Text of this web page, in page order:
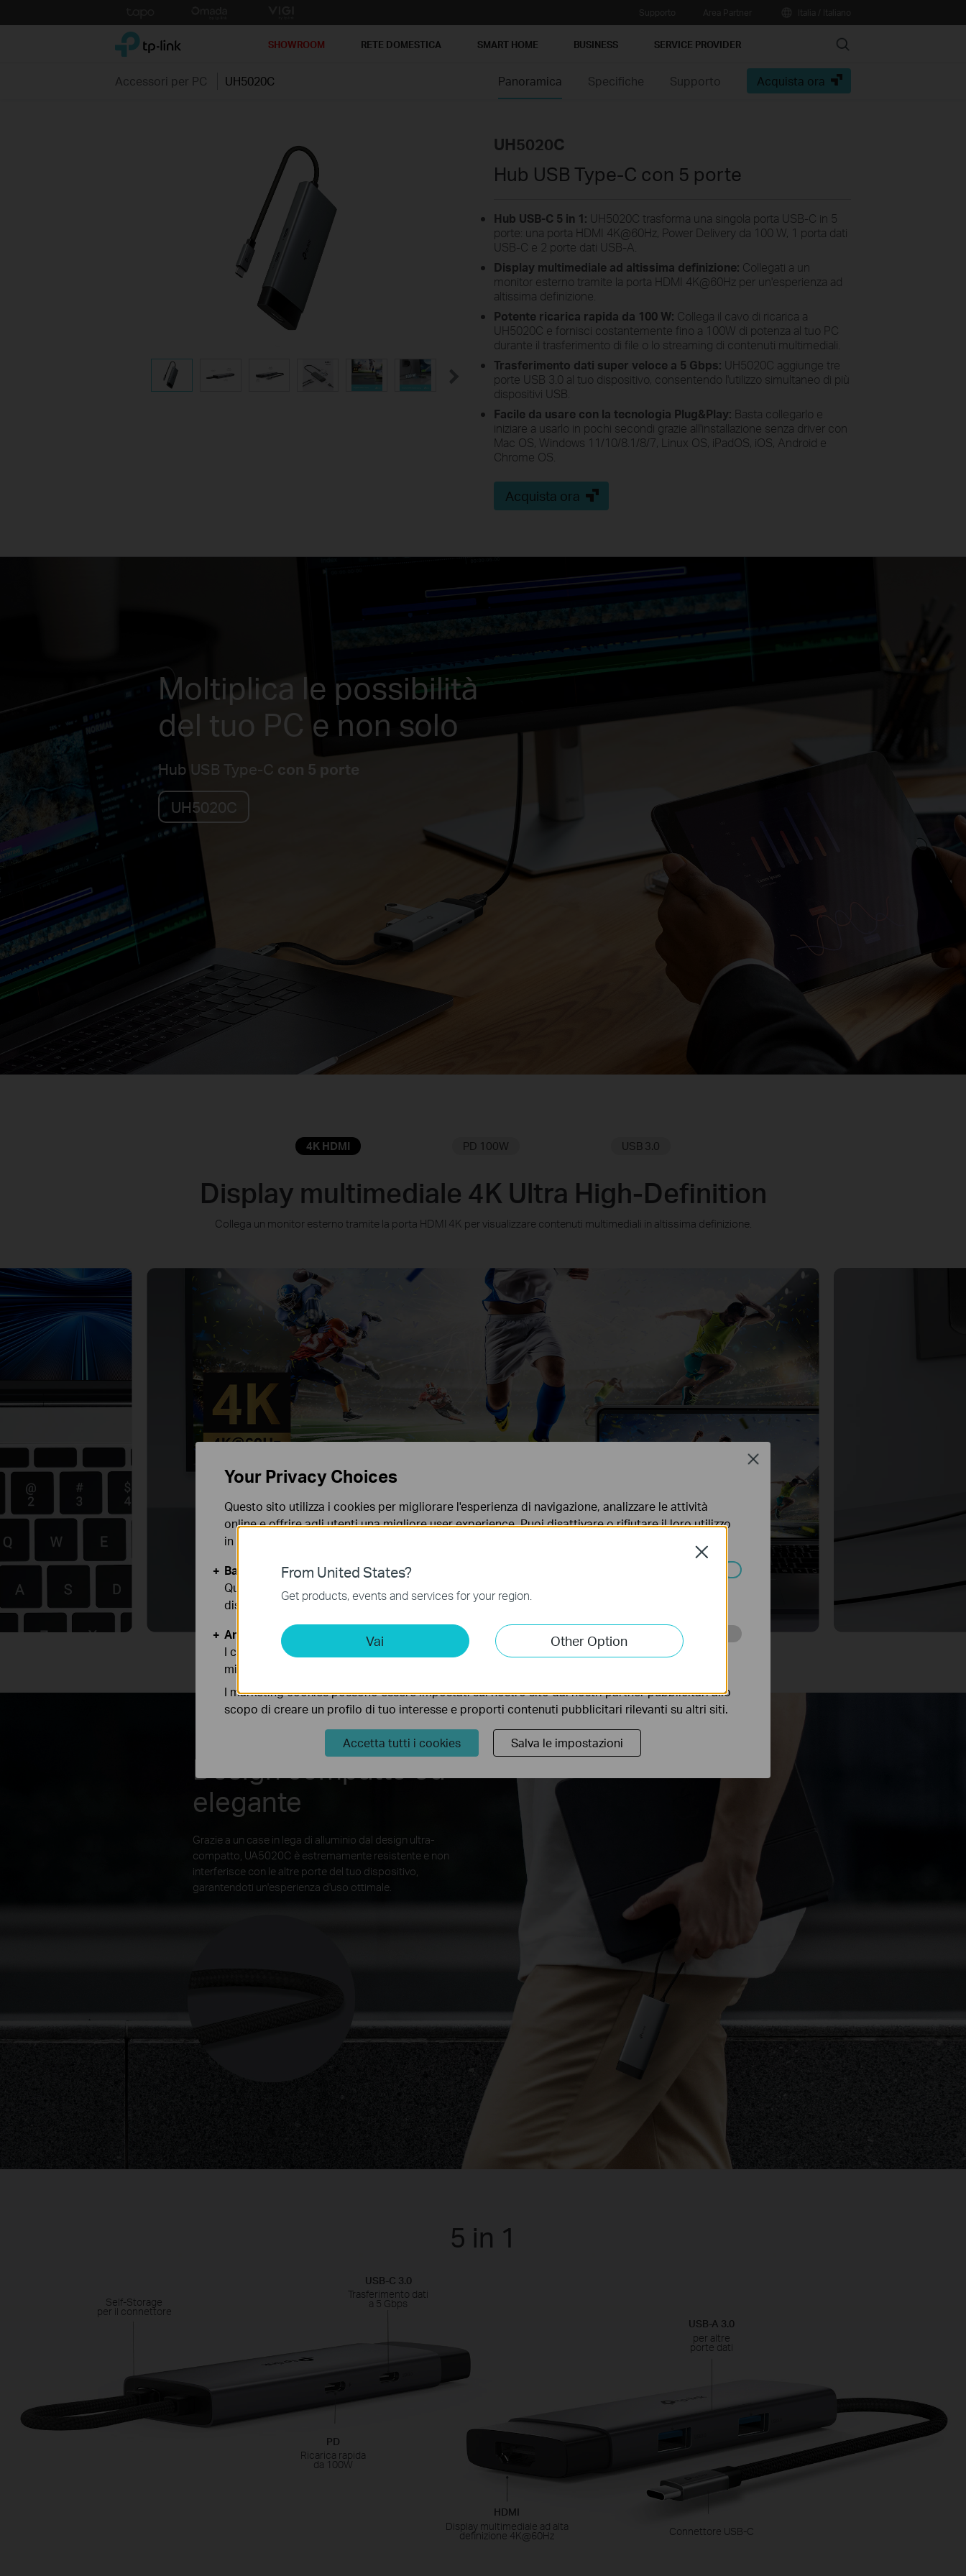
to
TP-Link, Reliably Smart SHOWROOM RETE DOMESTICA SMART HOME BUSINESS SERVICE PROVIDER Search
Accessori per PC UH5020C Panoramica Specifiche Supporto Acquista ora
UH5020C
Hub USB Type-C con 5 porte
Hub USB-C 5 in 1: UH5020C trasforma una singola porta USB-C in 5
porte: una porta HDMI 4K@60Hz, Power Delivery da 100 W, 1 porta dati
USB-C e 2 porte dati USB-A.
Display multimediale ad altissima definizione: Collegati a un
monitor esterno tramite la porta HDMI 4K@60Hz per un'esperienza ad
altissima definizione.
Potente ricarica rapida da 100 W: Collega il cavo di ricarica a
UH5020C e fornisci costantemente fino a 100W di potenza al tuo PC
durante il trasferimento di file o lo streaming di contenuti multimediali.
Trasferimento dati super veloce a 5 Gbps: UH5020C aggiunge tre
porte USB 3.0 al tuo dispositivo, consentendo l'utilizzo simultaneo di più
dispositivi USB.
Facile da usare con la tecnologia Plug&Play: Basta collegarlo e
iniziare a usarlo in pochi secondi grazie all'installazione senza driver con
Mac OS, Windows 11/10/8.1/8/7, Linux OS, iPadOS, iOS, Android e
Chrome OS.
Acquista ora
Moltiplica le possibilità
del tuo PC e non solo
Hub USB Type-C con 5 porte
UH5020C
4K HDMI PD 100W USB 3.0
Display multimediale 4K Ultra High-Definition
Collega un monitor esterno tramite la porta HDMI 4K per visualizzare contenuti multimediali in altissima definizione.
Design compatto ed
elegante
Grazie a un case in lega di alluminio dal design ultra-
compatto, UA5020C è estremamente resistente e non
interferisce con le altre porte del tuo dispositivo,
garantendoti un'esperienza d'uso ottimale.
5 in 1
Self-Storage
per il connettore
PD
Ricarica rapida
da 100W
USB-C 3.0
Trasferimento dati
a 5 Gbps
HDMI
Display multimediale ad alta
definizione 4K@60Hz Connettore USB-C
USB-A 3.0
per altre
porte dati
From United States?
Get products, events and services for your region.
Vai Other Option
Close
Your Privacy Choices
Questo sito utilizza i cookies per migliorare l'esperienza di navigazione, analizzare le attività
online e offrire agli utenti una migliore user experience. Puoi disattivare o rifiutare il loro utilizzo
in qualunque momento. Per maggiori informazioni consulta la nostra
Basic Cookies
Questi cookies sono necessari per il corretto funzionamento del sito e non possono essere
disattivati nel tuo sistema.
Analytics e Marketing Cookies
I cookies analitici ci permettono di analizzare le tue attività sul nostro sito allo scopo di
migliorarne le funzionalità.
I marketing cookies possono essere impostati sul nostro sito dai nostri partner pubblicitari allo
scopo di creare un profilo di tuo interesse e proporti contenuti pubblicitari rilevanti su altri siti.
Accetta tutti i cookies Salva le impostazioni
Close